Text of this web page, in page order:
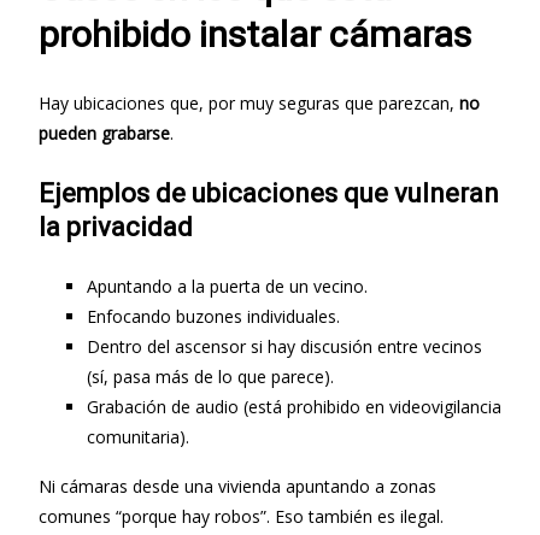
prohibido instalar cámaras
Hay ubicaciones que, por muy seguras que parezcan, no
pueden grabarse.
Ejemplos de ubicaciones que vulneran
la privacidad
Apuntando a la puerta de un vecino.
Enfocando buzones individuales.
Dentro del ascensor si hay discusión entre vecinos
(sí, pasa más de lo que parece).
Grabación de audio (está prohibido en videovigilancia
comunitaria).
Ni cámaras desde una vivienda apuntando a zonas
comunes “porque hay robos”. Eso también es ilegal.